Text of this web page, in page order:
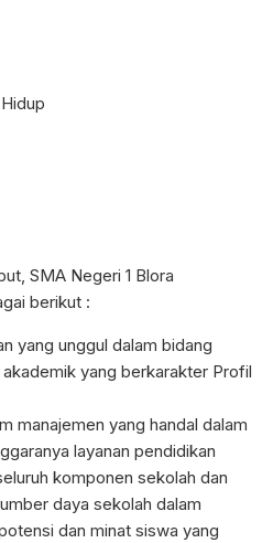
SMA Negeri 1 Blora
berikut :
yang unggul dalam bidang
yang berkarakter Profil
manajemen yang handal dalam
layanan pendidikan
komponen sekolah dan
daya sekolah dalam
dan minat siswa yang